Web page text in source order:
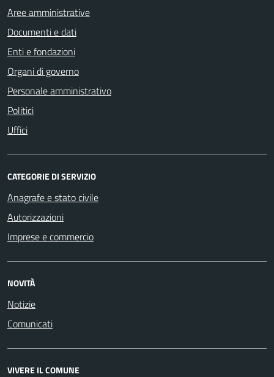
Aree amministrative
Documenti e dati
Enti e fondazioni
Organi di governo
Personale amministrativo
Politici
Uffici
CATEGORIE DI SERVIZIO
Anagrafe e stato civile
Autorizzazioni
Imprese e commercio
NOVITÀ
Notizie
Comunicati
VIVERE IL COMUNE